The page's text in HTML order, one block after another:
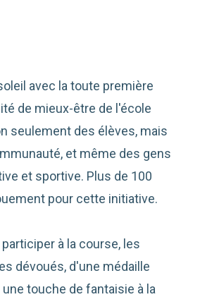
avec la toute première
de mieux-être de l'école
seulement des élèves, mais
et même des gens
et sportive. Plus de 100
pour cette initiative.
à la course, les
dévoués, d'une médaille
touche de fantaisie à la